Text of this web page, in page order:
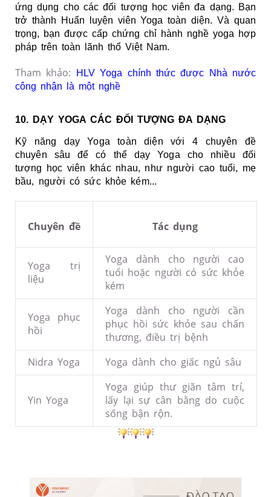
ứng dụng cho các đối tượng học viên đa dạng. Bạn
trở thành Huấn luyện viên Yoga toàn diện. Và quan
trọng, bạn được cấp chứng chỉ hành nghề yoga hợp
pháp trên toàn lãnh thổ Việt Nam.
Tham khảo:
HLV Yoga chính thức được Nhà nước
công nhận là một nghề
10. DẠY YOGA CÁC ĐỐI TƯỢNG ĐA DẠNG
Kỹ năng dạy Yoga toàn diện với 4 chuyên đề
chuyên sâu để có thể dạy Yoga cho nhiều đối
tượng học viên khác nhau, như người cao tuổi, mẹ
bầu, người có sức khỏe kém...
Chuyên đề Tác dụng
Yoga trị
liệu
Yoga dành cho người cao
tuổi hoặc người có sức khỏe
kém
Yoga phục
hồi
Yoga dành cho người cần
phục hồi sức khỏe sau chấn
thương, điều trị bệnh
Nidra Yoga
Yoga dành cho giấc ngủ sâu
Yin Yoga
Yoga giúp thư giãn tâm trí,
lấy lại sự cân bằng do cuộc
sống bận rộn.